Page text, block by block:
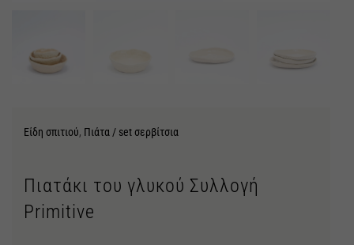
Είδη σπιτιού, Πιάτα / set σερβίτσια
Πιατάκι του γλυκού Συλλογή
Primitive